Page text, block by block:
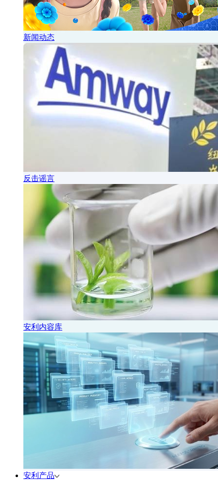
新闻动态
反击谣言
安利内容库
安利产品